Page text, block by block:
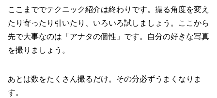
ここまででテクニック紹介は終わりです。撮る角度を変え
たり寄ったり引いたり、いろいろ試しましょう。ここから
先で大事なのは「アナタの個性」です。自分の好きな写真
を撮りましょう。
あとは数をたくさん撮るだけ。その分必ずうまくなりま
す。